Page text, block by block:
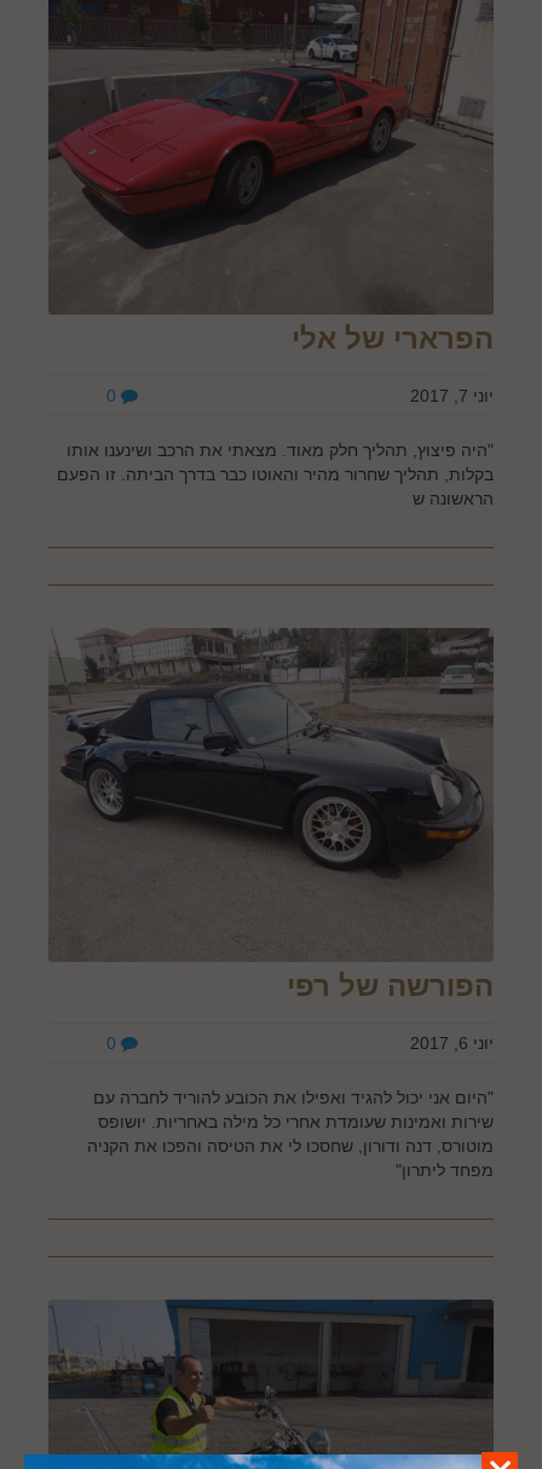
הפרארי של אלי
יוני 7, 2017
"היה פיצוץ, תהליך חלק מאוד. מצאתי את הרכב ושינענו אותו
בקלות, תהליך שחרור מהיר והאוטו כבר בדרך הביתה. זו הפעם
הראשונה ש
הפורשה של רפי
יוני 6, 2017
"היום אני יכול להגיד ואפילו את הכובע להוריד לחברה עם
שירות ואמינות שעומדת אחרי כל מילה באחריות. יושופס
מוטורס, דנה ודורון, שחסכו לי את הטיסה והפכו את הקניה
מפחד ליתרון"